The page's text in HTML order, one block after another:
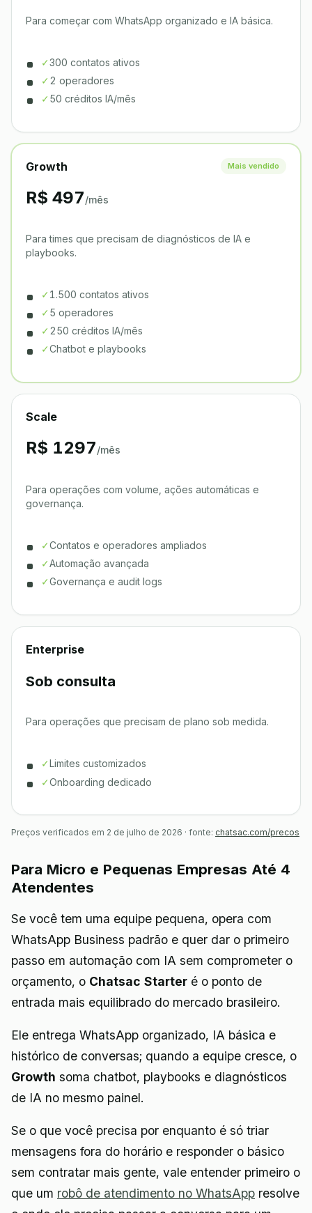
Para começar com WhatsApp organizado e IA básica.
✓300 contatos ativos
✓ 2 operadores
✓50 créditos IA/mês
Growth Mais vendido
R$ 497/mês
Para times que precisam de diagnósticos de IA e
playbooks.
✓1.500 contatos ativos
✓5 operadores
✓250 créditos IA/mês
✓Chatbot e playbooks
Scale
R$ 1297/mês
Para operações com volume, ações automáticas e
governança.
✓Contatos e operadores ampliados
✓Automação avançada
✓Governança e audit logs
Enterprise
Sob consulta
Para operações que precisam de plano sob medida.
✓Limites customizados
✓Onboarding dedicado
Preços verificados em 2 de julho de 2026 · fonte: chatsac.com/precos
Para Micro e Pequenas Empresas Até 4
Atendentes
Se você tem uma equipe pequena, opera com
WhatsApp Business padrão e quer dar o primeiro
passo em automação com IA sem comprometer o
orçamento, o Chatsac Starter é o ponto de
entrada mais equilibrado do mercado brasileiro.
Ele entrega WhatsApp organizado, IA básica e
histórico de conversas; quando a equipe cresce, o
Growth soma chatbot, playbooks e diagnósticos
de IA no mesmo painel.
Se o que você precisa por enquanto é só triar
mensagens fora do horário e responder o básico
sem contratar mais gente, vale entender primeiro o
que um robô de atendimento no WhatsApp resolve